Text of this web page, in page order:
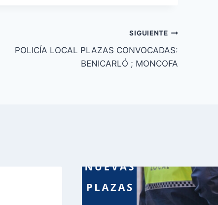
SIGUIENTE
POLICÍA LOCAL PLAZAS CONVOCADAS:
BENICARLÓ ; MONCOFA